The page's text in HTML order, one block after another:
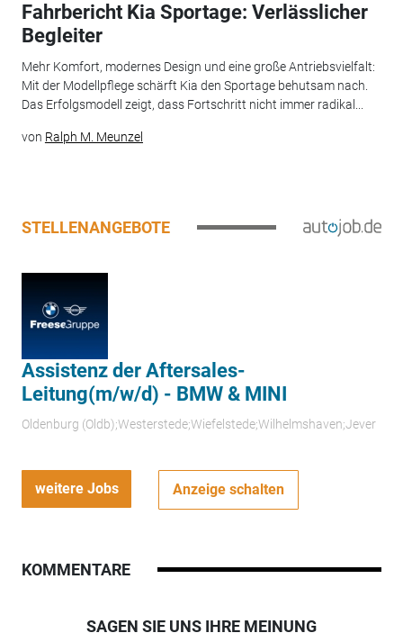
Fahrbericht Kia Sportage: Verlässlicher
Begleiter
Mehr Komfort, modernes Design und eine große Antriebsvielfalt:
Mit der Modellpflege schärft Kia den Sportage behutsam nach.
Das Erfolgsmodell zeigt, dass Fortschritt nicht immer radikal...
von Ralph M. Meunzel
STELLENANGEBOTE
Assistenz der Aftersales-
Leitung(m/w/d) - BMW & MINI
Oldenburg (Oldb);Westerstede;Wiefelstede;Wilhelmshaven;Jever
weitere Jobs Anzeige schalten
KOMMENTARE
SAGEN SIE UNS IHRE MEINUNG